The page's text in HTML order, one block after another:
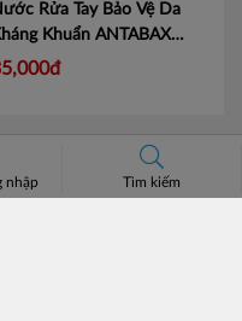
Rửa Tay Bảo Vệ Da
Khuẩn ANTABAX
- Bảo Vệ
BẢN TIN
nhập Tìm kiếm